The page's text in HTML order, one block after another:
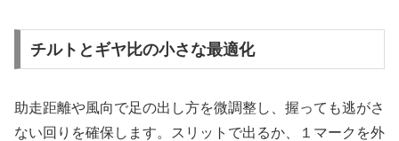
チルトとギヤ比の小さな最適化
助走距離や風向で足の出し方を微調整し、握っても逃がさ
ない回りを確保します。スリットで出るか、１マークを外